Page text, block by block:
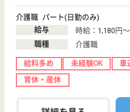
給料多め 未経験OK
賞与4か月以上
寮あり
詳細を見る WEB問合せ
もっとみる（121-140 件 /8656 件）